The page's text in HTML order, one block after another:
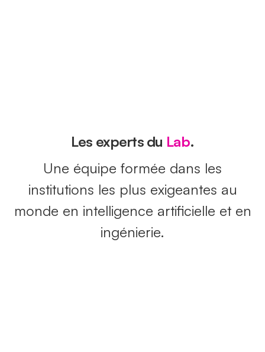
Les experts du Lab.
Une équipe formée dans les
institutions les plus exigeantes au
monde en intelligence artificielle et en
ingénierie.